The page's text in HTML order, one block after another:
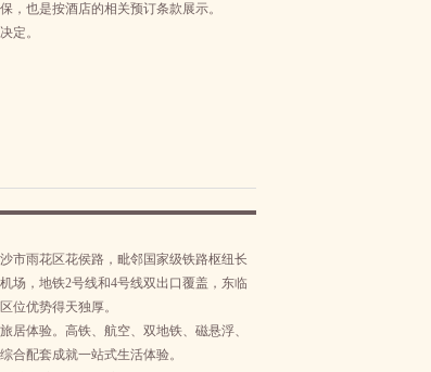
，也是按酒店的相关预订条款展示。
定。
市雨花区花侯路，毗邻国家级铁路枢纽长
场，地铁2号线和4号线双出口覆盖，东临
位优势得天独厚。
体验。高铁、航空、双地铁、磁悬浮、
合配套成就一站式生活体验。